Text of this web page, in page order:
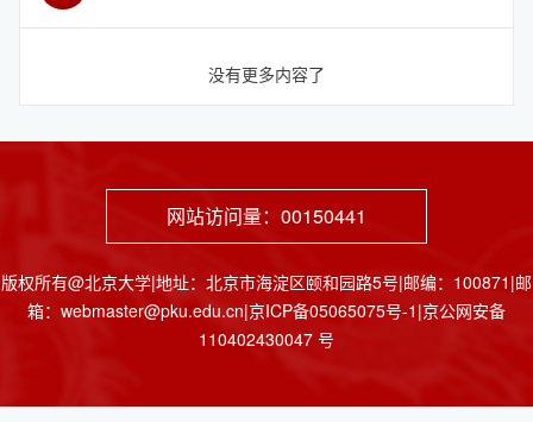
没有更多内容了
网站访问量： 00150441
版权所有@北京大学|地址：北京市海淀区颐和园路5号|邮编：100871|邮
箱：webmaster@pku.edu.cn|京ICP备05065075号-1|京公网安备
110402430047 号